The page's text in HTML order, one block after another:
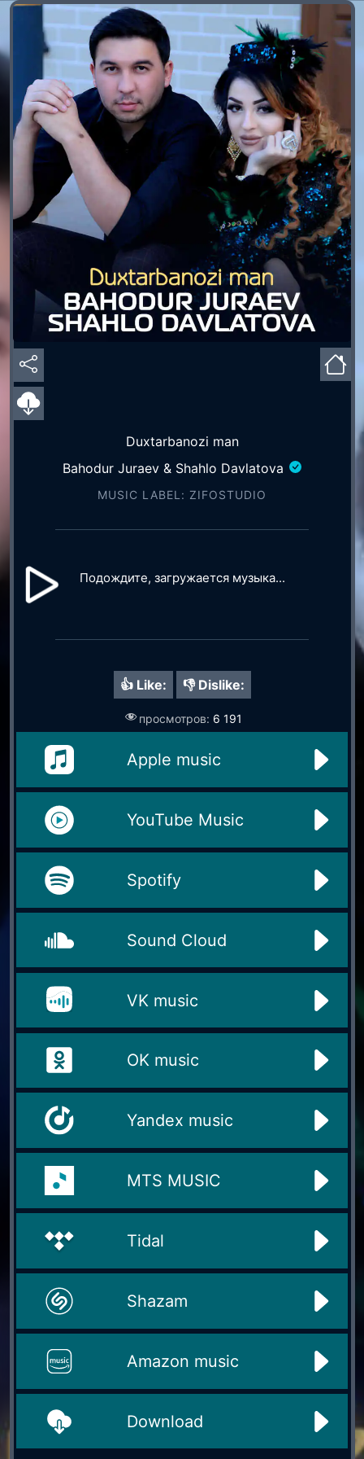
Duxtarbanozi man
Bahodur Juraev & Shahlo Davlatova
MUSIC LABEL: ZIFOSTUDIO
Подождите, загружается музыка...
👍 Like: 👎 Dislike:
просмотров: 6 191
Apple music
YouTube Music
Spotify
Sound Cloud
VK music
OK music
Yandex music
MTS MUSIC
Tidal
Shazam
Amazon music
Download